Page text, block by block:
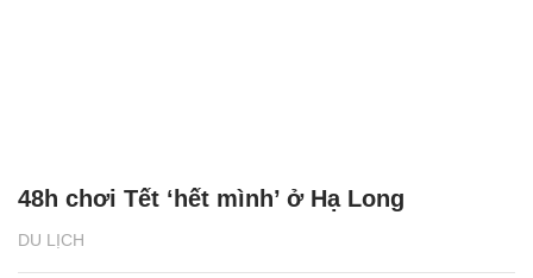
DU LỊCH
48h chơi Tết ‘hết mình’ ở Hạ Long